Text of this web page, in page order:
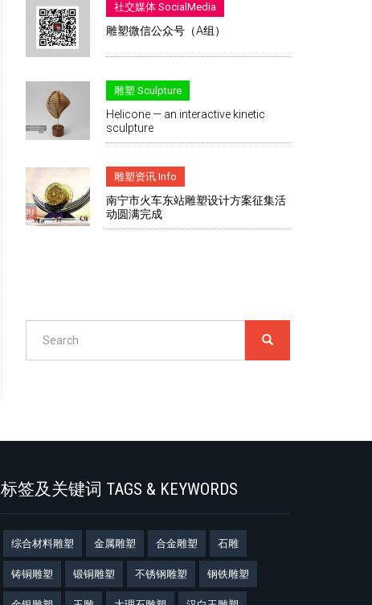
社交媒体 SocialMedia
雕塑微信公众号（A组）
雕塑 Sculpture
Helicone — an interactive kinetic
sculpture
雕塑资讯 Info
南宁市火车东站雕塑设计方案征集活
动圆满完成
SEARCH
标签及关键词 TAGS & KEYWORDS
综合材料雕塑 金属雕塑 合金雕塑 石雕
铸铜雕塑 锻铜雕塑 不锈钢雕塑 钢铁雕塑